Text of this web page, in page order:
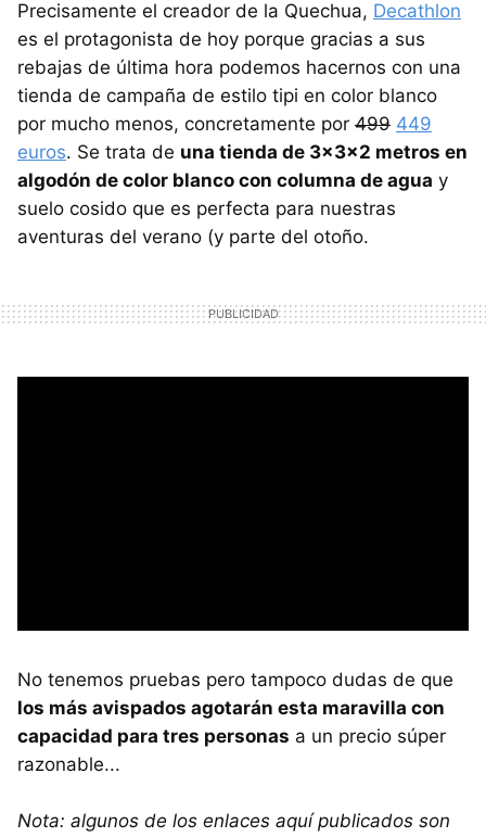
Precisamente el creador de la Quechua, Decathlon
es el protagonista de hoy porque gracias a sus
rebajas de última hora podemos hacernos con una
tienda de campaña de estilo tipi en color blanco
por mucho menos, concretamente por 499 449
euros. Se trata de una tienda de 3x3x2 metros en
algodón de color blanco con columna de agua y
suelo cosido que es perfecta para nuestras
aventuras del verano (y parte del otoño.
No tenemos pruebas pero tampoco dudas de que
los más avispados agotarán esta maravilla con
capacidad para tres personas a un precio súper
razonable...
Nota: algunos de los enlaces aquí publicados son